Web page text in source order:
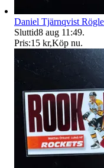
Daniel Tjärnqvist
Sluttid8 aug 11:49.
Pris:15 kr,Köp nu.